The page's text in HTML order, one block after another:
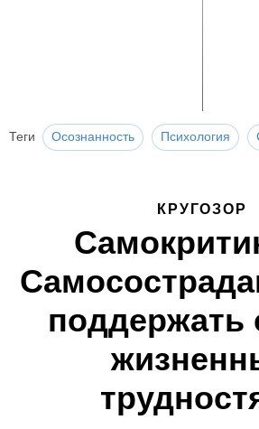
Теги Осознанность Психология
КРУГОЗОР
поддержать